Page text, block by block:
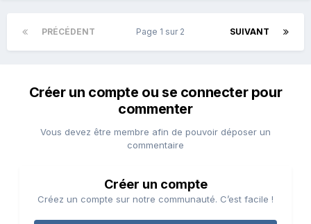
PRÉCÉDENT SUIVANT
Page 1 sur 2
Créer un compte ou se connecter pour
commenter
Vous devez être membre afin de pouvoir déposer un
commentaire
Créer un compte
Créez un compte sur notre communauté. C’est facile !